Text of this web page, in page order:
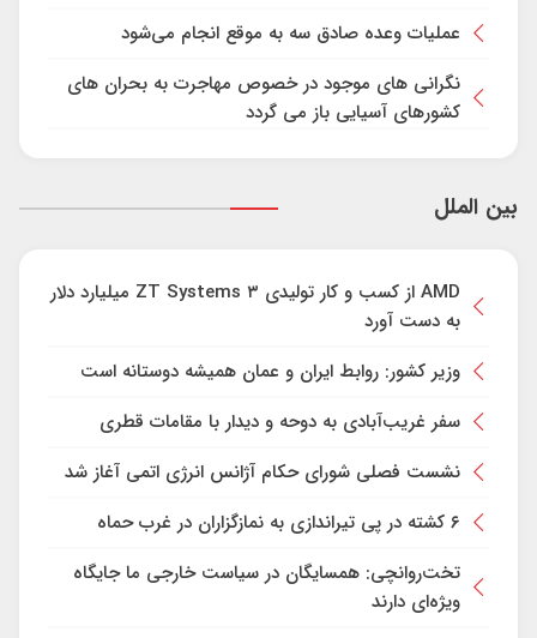
عملیات وعده صادق سه به موقع انجام می‌شود
نگرانی های موجود در خصوص مهاجرت به بحران های
کشورهای آسیایی باز می گردد
بین الملل
AMD از کسب و کار تولیدی ZT Systems ۳ میلیارد دلار
به دست آورد
وزیر کشور: روابط ایران و عمان همیشه دوستانه است
سفر غریب‌آبادی به دوحه و دیدار با مقامات قطری
نشست فصلی شورای حکام آژانس انرژی اتمی آغاز شد
۶ کشته در پی تیراندازی به نمازگزاران در غرب حماه
تخت‌روانچی: همسایگان در سیاست خارجی ما جایگاه
ویژه‌ای دارند